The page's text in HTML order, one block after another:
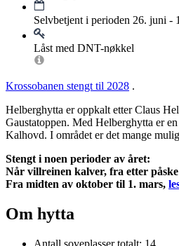
Selvbetjent i perioden 26. juni -
Låst med DNT-nøkkel
Krossobanen stengt til 2028 .
Helberghytta er oppkalt etter Claus
Gaustatoppen. Med Helberghytta er
Kalhovd. I området er det mange
Stengt i noen perioder av året:
Når villreinen kalver, fra etter
Fra midten av oktober til 1. mars,
Om hytta
Antall soveplasser totalt: 14